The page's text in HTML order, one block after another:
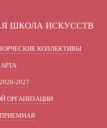
Полуторный
С засечками
ШКОЛА ИСКУССТВ
КОЛЛЕКТИВЫ
2027
ОРГАНИЗАЦИИ